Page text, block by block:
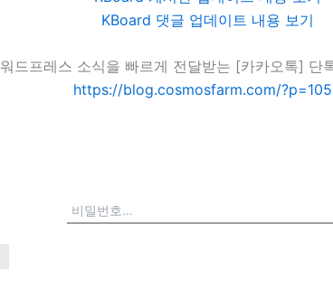
KBoard 댓글 업데이트 내용 보기
워드프레스 소식을 빠르게 전달받는 [카카오톡] 단
https://blog.cosmosfarm.com/